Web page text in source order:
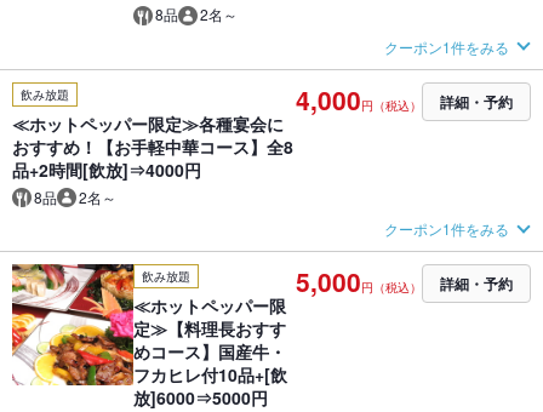
8品 2名～
クーポン1件をみる
飲み放題
≪ホットペッパー限定≫各種宴会に
おすすめ！【お手軽中華コース】全8
品+2時間[飲放]⇒4000円
8品 2名～
4,000円（税込） 詳細・予約
クーポン1件をみる
飲み放題
≪ホットペッパー限
定≫【料理長おすす
めコース】国産牛・
フカヒレ付10品+[飲
放]6000⇒5000円
5,000円（税込） 詳細・予約